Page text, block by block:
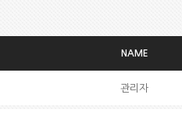
NAME
관리자